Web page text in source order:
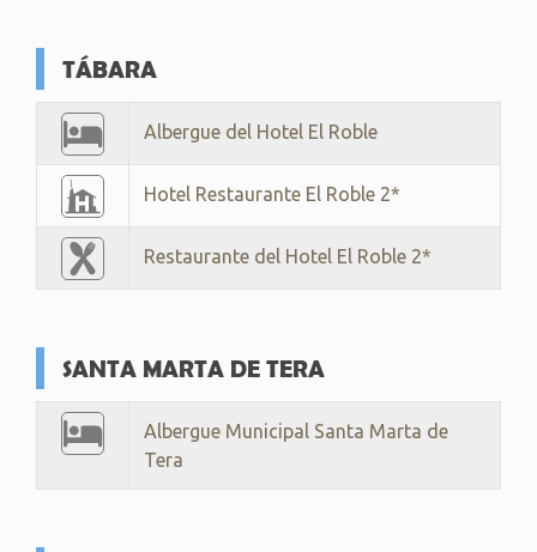
TÁBARA
Albergue del Hotel El Roble
Hotel Restaurante El Roble 2*
Restaurante del Hotel El Roble 2*
SANTA MARTA DE TERA
Albergue Municipal Santa Marta de
Tera